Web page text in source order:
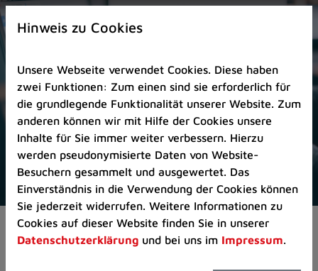
Zur
Startseite
Zum
Seitenanfang
springen
(Schnelltaste
A)
Zur
Navigation/Menü
springen
(Schnelltaste
M)
Zur
Aktuelles Pressemitteilungen
Hinweis zu Cookies
Unsere Webseite verwendet Cookies. Diese haben
zwei Funktionen: Zum einen sind sie erforderlich für
die grundlegende Funktionalität unserer Website. Zum
anderen können wir mit Hilfe der Cookies unsere
Inhalte für Sie immer weiter verbessern. Hierzu
werden pseudonymisierte Daten von Website-
Besuchern gesammelt und ausgewertet. Das
Einverständnis in die Verwendung der Cookies können
Sie jederzeit widerrufen. Weitere Informationen zu
Cookies auf dieser Website finden Sie in unserer
Datenschutzerklärung und bei uns im Impressum.